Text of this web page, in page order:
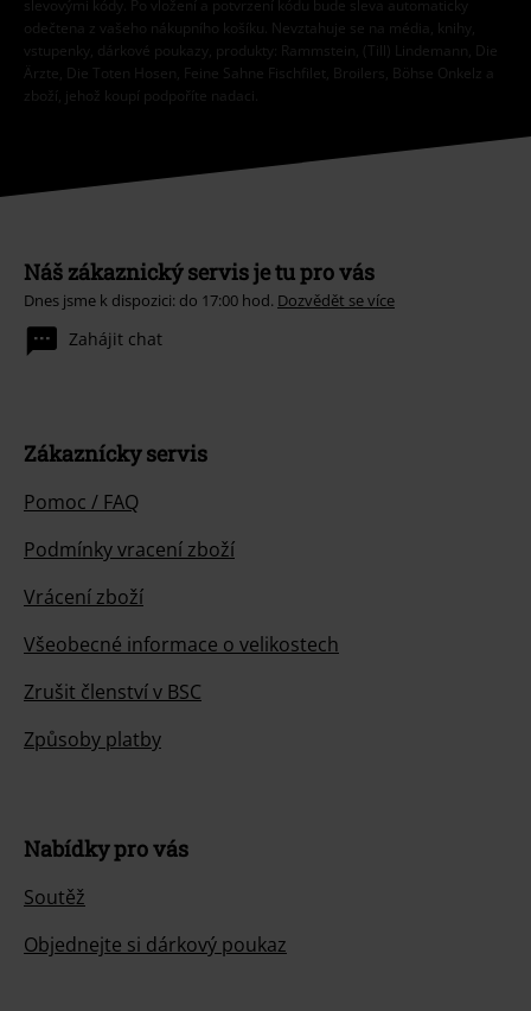
slevovými kódy. Po vložení a potvrzení kódu bude sleva automaticky
odečtena z vašeho nákupního košíku. Nevztahuje se na média, knihy,
vstupenky, dárkové poukazy, produkty: Rammstein, (Till) Lindemann, Die
Ärzte, Die Toten Hosen, Feine Sahne Fischfilet, Broilers, Böhse Onkelz a
zboží, jehož koupí podpoříte nadaci.
Náš zákaznický servis je tu pro vás
Dnes jsme k dispozici: do 17:00 hod. Dozvědět se více
Zahájit chat
Zákaznícky servis
Pomoc / FAQ
Podmínky vracení zboží
Vrácení zboží
Všeobecné informace o velikostech
Zrušit členství v BSC
Způsoby platby
Nabídky pro vás
Soutěž
Objednejte si dárkový poukaz